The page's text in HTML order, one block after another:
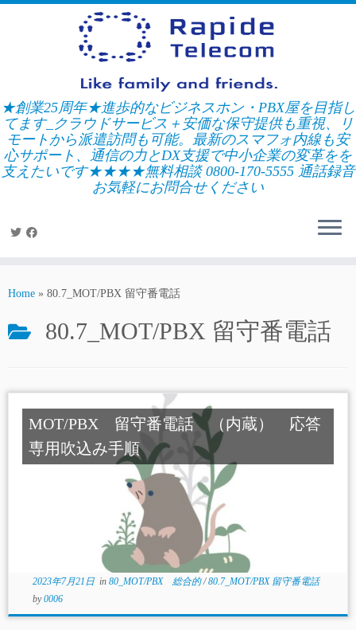
Skip
★創業25周年★進歩的なビジネスホン・PBX屋を目指し
てます_クラウドサービス＋安価な保守提供も重視、リ
モートから派遣訪問も可能。最新のスマフォ内線も安
心サポート、通信の力とDX支援で中小企業の変革をを
支えたいです★★★★無料相談 0800-170-5555 通話録音
お気軽にお問合せください
Home » 80.7_MOT/PBX 留守番電話
80.7_MOT/PBX 留守番電話
MOT/PBX 留守番電話 （内蔵） 応答
専用吹込み手順
2023年7月21日in 80_MOT/PBX 総合的/80.7_MOT/PBX 留守番電話
by0006